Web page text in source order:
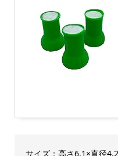
サイズ：高さ6.1×直径